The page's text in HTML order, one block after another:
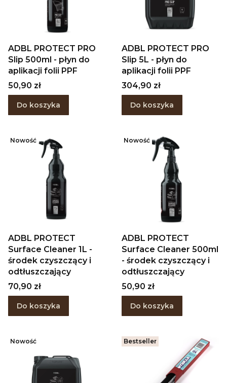
ADBL PROTECT PRO
Slip 500ml - płyn do
aplikacji folii PPF
Cena
50,90 zł
Do koszyka
ADBL PROTECT PRO
Slip 5L - płyn do
aplikacji folii PPF
Cena
304,90 zł
Do koszyka
Nowość
ADBL PROTECT
Surface Cleaner 1L -
środek czyszczący i
odtłuszczający
Cena
70,90 zł
Do koszyka
Nowość
ADBL PROTECT
Surface Cleaner 500ml
- środek czyszczący i
odtłuszczający
Cena
50,90 zł
Do koszyka
Nowość Bestseller